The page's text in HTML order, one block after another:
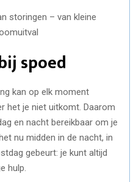
storingen – van kleine
spoed
kan op elk moment
het je niet uitkomt. Daarom
en nacht bereikbaar om je
nu midden in de nacht, in
gebeurt: je kunt altijd
hulp.